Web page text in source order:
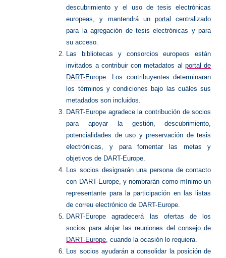
descubrimiento y el uso de tesis electrónicas
europeas, y mantendrá unportal
centralizado
para la agregación de tesis electrónicas y para
su acceso.
Las bibliotecas y consorcios europeos están
invitados a contribuir con metadatos alportal de
DART-Europe . Los contribuyentes determinaran
los términos y condiciones bajo las cuáles sus
metadados son incluidos.
DART-Europe agradece la contribución de socios
para apoyar la gestión, descubrimiento,
potencialidades de uso y preservación de tesis
electrónicas, y para fomentar las metas y
objetivos de DART-Europe.
Los socios designarán una persona de contacto
con DART-Europe, y nombrarán como mínimo un
representante para la participación en las listas
de correu electrónico de DART-Europe.
DART-Europe agradecerá las ofertas de los
socios para alojar las reuniones delconsejo de
DART-Europe , cuando la ocasión lo requiera.
Los socios ayudarán a consolidar la posición de